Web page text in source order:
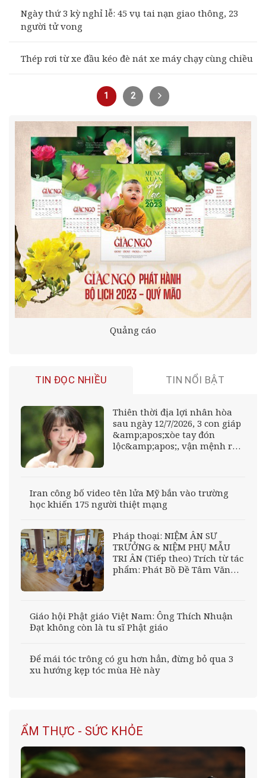
Ngày thứ 3 kỳ nghỉ lễ: 45 vụ tai nạn giao thông, 23
người tử vong
Thép rơi từ xe đầu kéo đè nát xe máy chạy cùng chiều
1 2
Quảng cáo
TIN ĐỌC NHIỀU TIN NỔI BẬT
Thiên thời địa lợi nhân hòa
sau ngày 12/7/2026, 3 con giáp
&amp;apos;xòe tay đón
lộc&amp;apos;, vận mệnh rực
Iran công bố video tên lửa Mỹ bắn vào trường
học khiến 175 người thiệt mạng
Pháp thoại: NIỆM ÂN SƯ
TRƯỞNG & NIỆM PHỤ MẪU
TRI ÂN (Tiếp theo) Trích từ tác
phẩm: Phát Bồ Đề Tâm Văn
Giáo hội Phật giáo Việt Nam: Ông Thích Nhuận
Đạt không còn là tu sĩ Phật giáo
Để mái tóc trông có gu hơn hẳn, đừng bỏ qua 3
xu hướng kẹp tóc mùa Hè này
ẨM THỰC - SỨC KHỎE